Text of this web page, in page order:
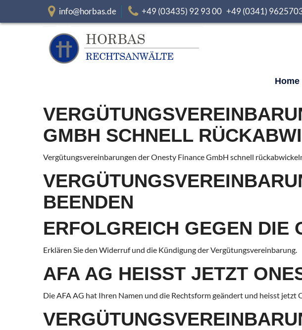
info@horbas.de +49 (03435) 92 93 00 +49 (0341)
Home
GMBH SCHNELL
Vergütungsvereinbarungen der Onesty Finance GmbH schnell
BEENDEN
ERFOLGREICH GEGEN DIE
Erklären Sie den Widerruf und die Kündigung der Vergütungsvereinbarung.
AFA AG HEISST JETZT
Die AFA AG hat Ihren Namen und die Rechtsform geändert und heisst jetzt